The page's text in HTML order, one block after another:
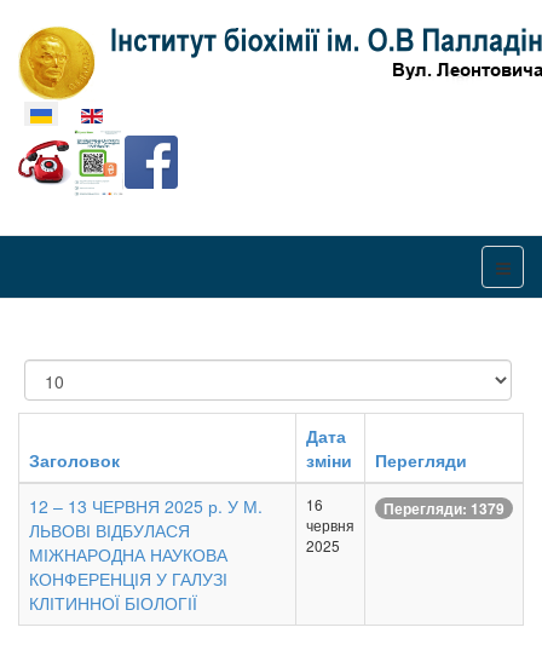
Оберіть свою мову
Показувати
Заголовок
Дата
зміни
Перегляди
12 – 13 ЧЕРВНЯ 2025 р. У М.
ЛЬВОВІ ВІДБУЛАСЯ
МІЖНАРОДНА НАУКОВА
КОНФЕРЕНЦІЯ У ГАЛУЗІ
КЛІТИННОЇ БІОЛОГІЇ
16
червня
2025
Перегляди: 1379